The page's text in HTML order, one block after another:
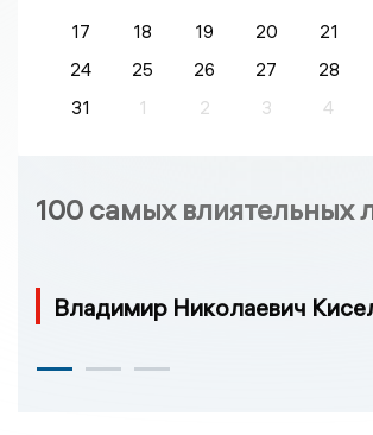
17
18 19 20 21
24
25 26 27 28
31
1 2 3 4
100 самых влиятельных
Владимир Николаевич